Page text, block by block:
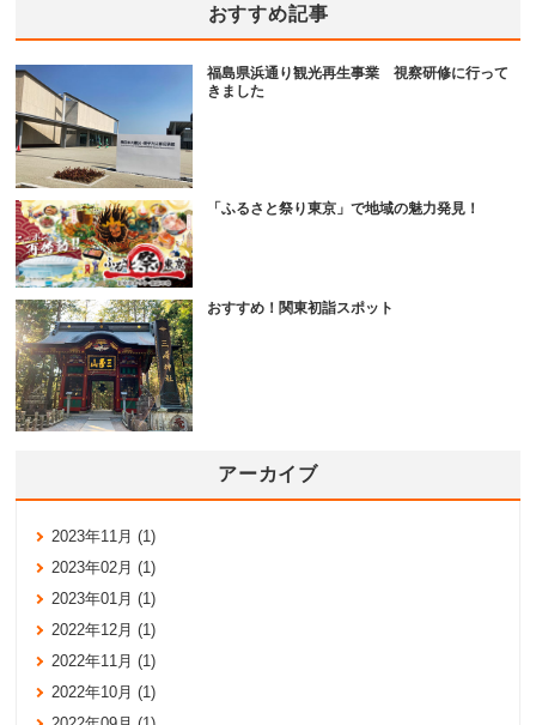
おすすめ記事
福島県浜通り観光再生事業 視察研修に行って
きました
「ふるさと祭り東京」で地域の魅力発見！
おすすめ！関東初詣スポット
アーカイブ
2023年11月 (1)
2023年02月 (1)
2023年01月 (1)
2022年12月 (1)
2022年11月 (1)
2022年10月 (1)